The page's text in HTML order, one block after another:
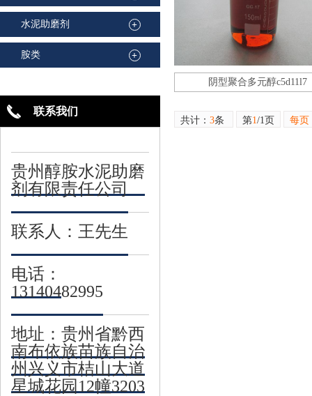
水泥助磨剂 +
胺类 +
联系我们
贵州醇胺水泥助磨
剂有限责任公司
联系人：王先生
电话：
13140482995
地址：贵州省黔西
南布依族苗族自治
州兴义市桔山大道
星城花园12幢3203
阴型聚合多元醇c5d11l7
共计： 3条 第1/1页 每页